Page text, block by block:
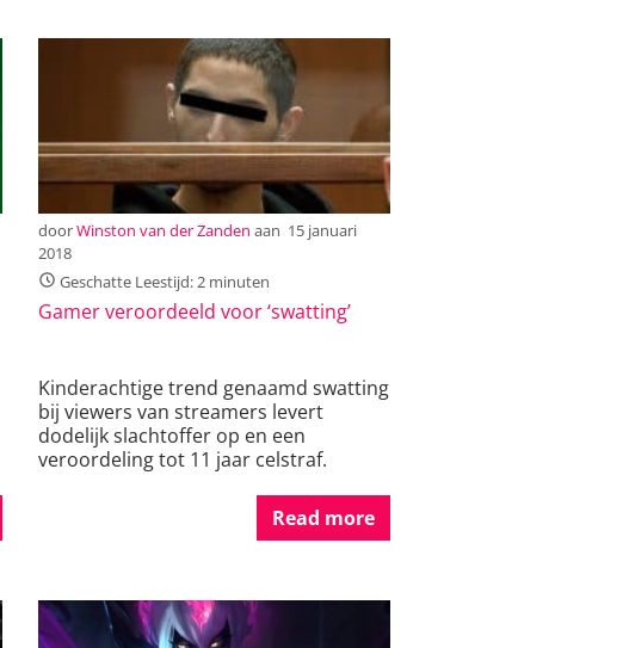
doorWinston van der Zanden aan 15 januari
2018
Geschatte Leestijd: 2 minuten
Gamer veroordeeld voor ‘swatting’
Kinderachtige trend genaamd swatting
bij viewers van streamers levert
dodelijk slachtoffer op en een
veroordeling tot 11 jaar celstraf.
Read more